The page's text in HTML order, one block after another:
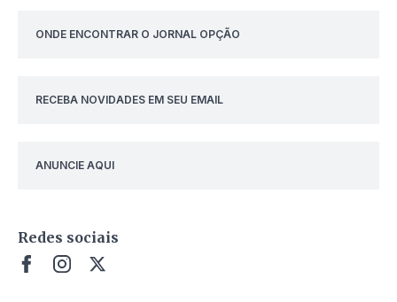
ONDE ENCONTRAR O JORNAL OPÇÃO
RECEBA NOVIDADES EM SEU EMAIL
ANUNCIE AQUI
Redes sociais